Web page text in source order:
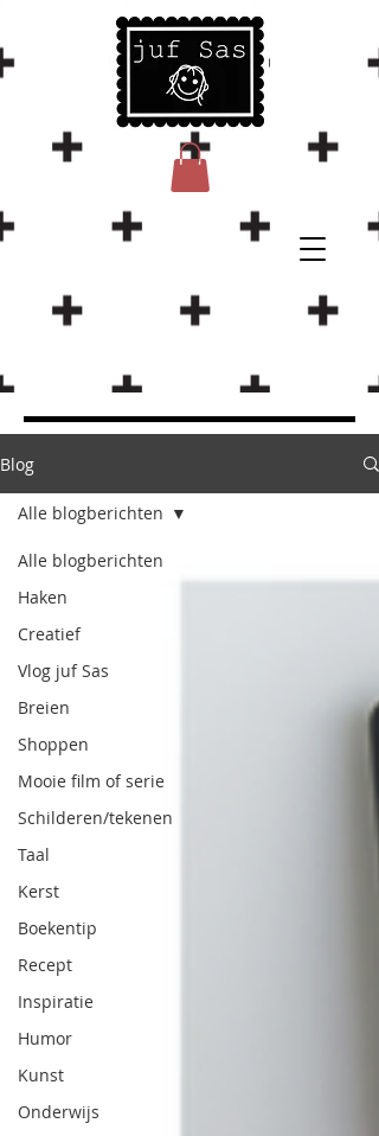
Blog
Alle blogberichten
Haken
Creatief
Vlog juf Sas
Breien
Shoppen
Mooie film of serie
Schilderen/tekenen
Taal
Kerst
Boekentip
Recept
Inspiratie
Humor
Kunst
Onderwijs
Alle blogberichten